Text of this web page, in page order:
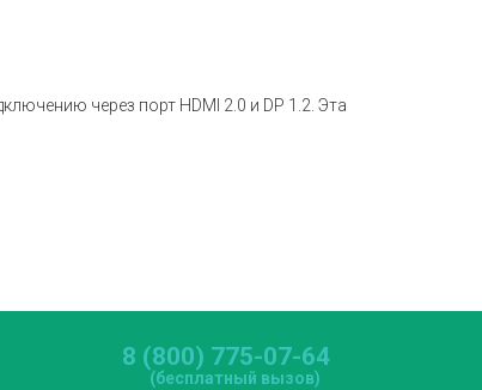
через порт HDMI 2.0 и DP 1.2. Эта
8 (800) 775-07-64
(бесплатный вызов)